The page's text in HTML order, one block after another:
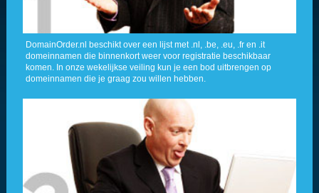
DomainOrder.nl beschikt over een lijst met .nl, .be, .eu, .fr en .it
domeinnamen die binnenkort weer voor registratie beschikbaar
komen. In onze wekelijkse veiling kun je een bod uitbrengen op
domeinnamen die je graag zou willen hebben.